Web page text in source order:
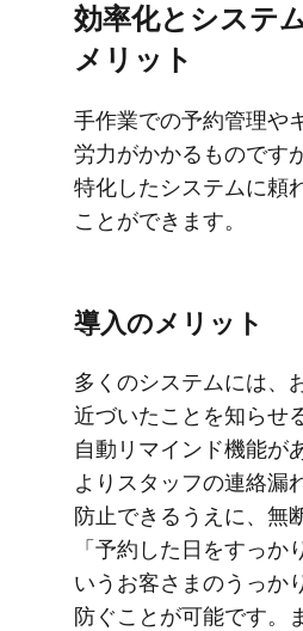
効率化と​システ
メリット
手作業での​予約管理や​
労力が​かかる​ものです
特化した​システムに​頼
ことができます。
導入の​メリット
多くの​システムには、​
近づいた​ことを​知らせ
自動リマインド機能が​
より​スタッフの​連絡漏
防止できるうえに、​無
「予約した​日を​すっか
いう​お客さまの​うっか
防ぐことが​可能です。​